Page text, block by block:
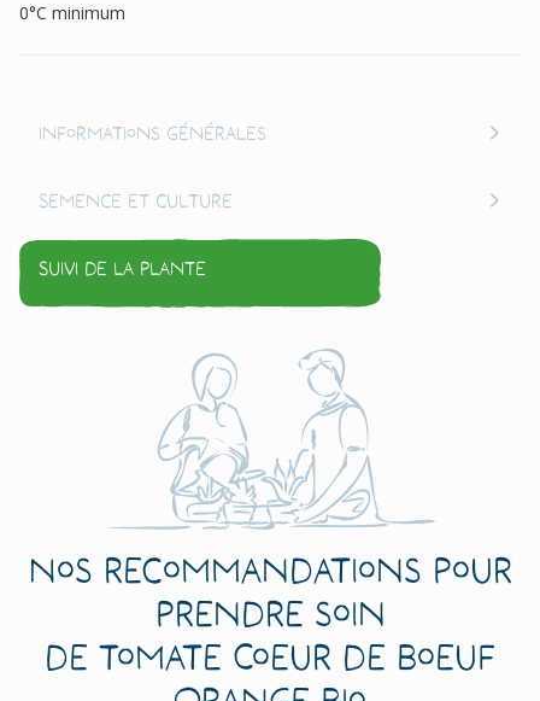
0°C minimum
Informations générales
Semence et culture
Suivi de la plante
Nos recommandations pour
prendre soin
de Tomate Coeur de Boeuf